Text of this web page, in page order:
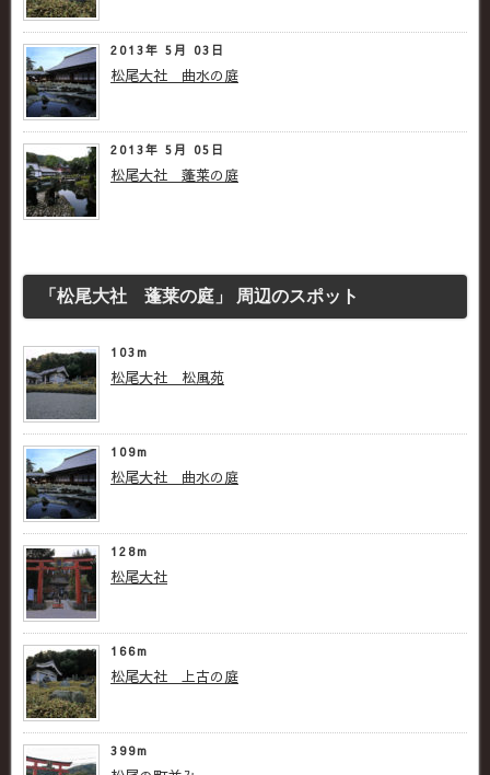
2013年 5月 03日
松尾大社 曲水の庭
2013年 5月 05日
松尾大社 蓬莱の庭
「松尾大社 蓬莱の庭」 周辺のスポット
103m
松尾大社 松風苑
109m
松尾大社 曲水の庭
128m
松尾大社
166m
松尾大社 上古の庭
399m